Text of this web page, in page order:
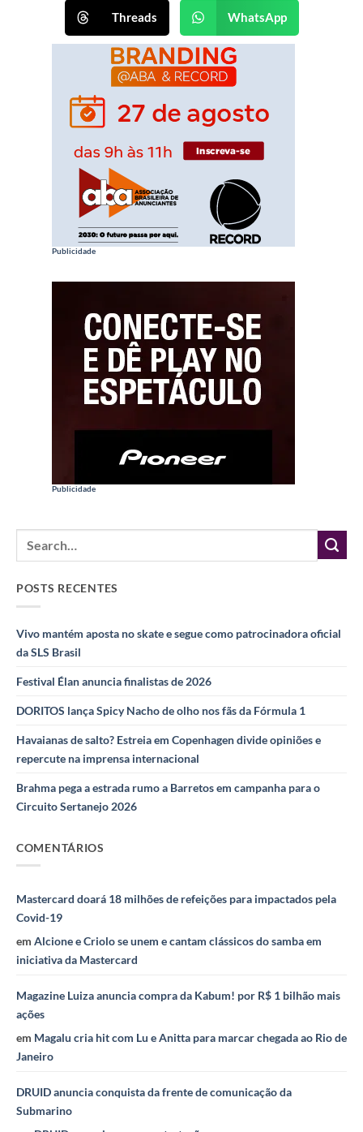
Threads WhatsApp
Publicidade
Publicidade
POSTS RECENTES
Vivo mantém aposta no skate e segue como patrocinadora oficial
da SLS Brasil
Festival Élan anuncia finalistas de 2026
DORITOS lança Spicy Nacho de olho nos fãs da Fórmula 1
Havaianas de salto? Estreia em Copenhagen divide opiniões e
repercute na imprensa internacional
Brahma pega a estrada rumo a Barretos em campanha para o
Circuito Sertanejo 2026
COMENTÁRIOS
Mastercard doará 18 milhões de refeições para impactados pela
Covid-19
em Alcione e Criolo se unem e cantam clássicos do samba em
iniciativa da Mastercard
Magazine Luiza anuncia compra da Kabum! por R$ 1 bilhão mais
ações
em Magalu cria hit com Lu e Anitta para marcar chegada ao Rio de
Janeiro
DRUID anuncia conquista da frente de comunicação da
Submarino